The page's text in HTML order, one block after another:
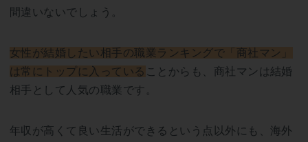
間違いないでしょう。
女性が結婚したい相手の職業ランキングで「商社マン」
は常にトップに入っている ことからも、商社マンは結婚
相手として人気の職業です。
年収が高くて良い生活ができるという点以外にも、海外